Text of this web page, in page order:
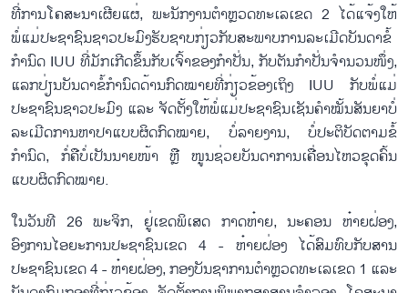
ທີ່ການໂຄສະນາເຜີຍແຜ່, ພະນັກງານຕຳຫຼວດທະເລເຂດ 2 ໄດ້ແຈ້ງໃຫ້
ພໍ່ແມ່ປະຊາຊົນຊາວປະມົງຮັບຊາບກ່ຽວກັບສະພາບການລະເມີດບັນດາຂໍ້
ກຳນົດ IUU ທີ່ມັກເກີດຂຶ້ນກັບເຈົ້າຂອງກຳປັ່ນ, ກັບຕັນກຳປັ່ນຈຳນວນໜຶ່ງ,
ແລກປ່ຽນບັນດາຂໍ້ກຳນົດດ້ານກົດໝາຍທີ່ກ່ຽວຂ້ອງເຖິງ IUU ກັບພໍ່ແມ່
ປະຊາຊົນຊາວປະມົງ ແລະ ຈັດຕັ້ງໃຫ້ພໍ່ແມ່ປະຊາຊົນເຊັນຄຳໝັ້ນສັນຍາບໍ່
ລະເມີດການຫາປາແບບຜິດກົດໝາຍ, ບໍ່ລາຍງານ, ບໍ່ປະຕິບັດຕາມຂໍ້
ກຳນົດ, ກໍ່ຄືບໍ່ເປັນນາຍໜ້າ ຫຼື ໜູນຊ່ວຍບັນດາການເຄື່ອນໄຫວຂຸດຄົ້ນ
ແບບຜິດກົດໝາຍ.
ໃນວັນທີ 26 ພະຈິກ, ຢູ່ເຂດພິເສດ ກາດຫ໋າຍ, ນະຄອນ ຫ໋າຍຝ່ອງ,
ອົງການໄອຍະການປະຊາຊົນເຂດ 4 - ຫ໋າຍຝ່ອງ ໄດ້ສົມທົບກັບສານ
ປະຊາຊົນເຂດ 4 - ຫ໋າຍຝ່ອງ, ກອງບັນຊາການຕຳຫຼວດທະເລເຂດ 1 ແລະ